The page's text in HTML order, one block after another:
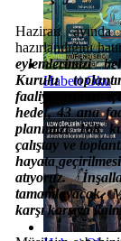
Haberi Oku
Haziran
hazırlandığını
eylemlerimizi
Kurulu
faaliyetlerimizi
hedef, 43 ana
planımızı 168
çalıştay ve
hayata geçirilmesi
atıyoruz.
tamamlayacak,
karşı karşıya